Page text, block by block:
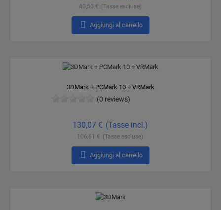
40,50 € (Tasse escluse)
 Aggiungi al carrello
3DMark + PCMark 10 + VRMark
(0 reviews)
130,07 € (Tasse incl.)
106,61 € (Tasse escluse)
 Aggiungi al carrello